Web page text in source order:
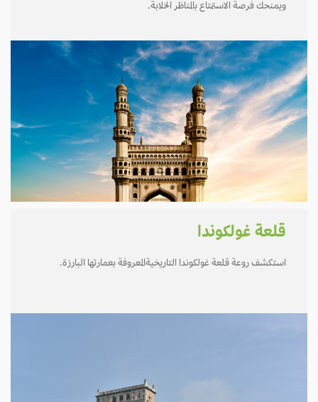
ويمنحك فرصة الاستمتاع بالمناظر الخلابة.
قلعة غولكوندا
استكشف روعة قلعة غولكوندا التاريخيةالمعروفة بعمارتها البارزة.